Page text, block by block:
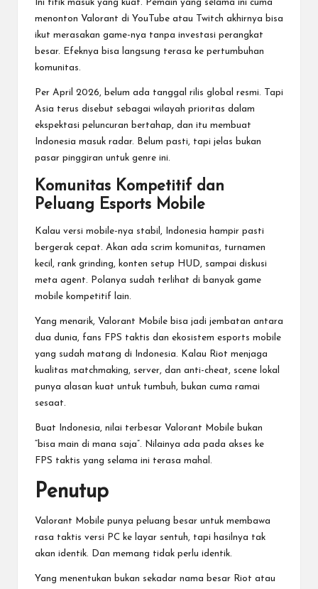
Ini titik masuk yang kuat. Pemain yang selama ini cuma
menonton Valorant di YouTube atau Twitch akhirnya bisa
ikut merasakan game-nya tanpa investasi perangkat
besar. Efeknya bisa langsung terasa ke pertumbuhan
komunitas.
Per April 2026, belum ada tanggal rilis global resmi. Tapi
Asia terus disebut sebagai wilayah prioritas dalam
ekspektasi peluncuran bertahap, dan itu membuat
Indonesia masuk radar. Belum pasti, tapi jelas bukan
pasar pinggiran untuk genre ini.
Komunitas Kompetitif dan
Peluang Esports Mobile
Kalau versi mobile-nya stabil, Indonesia hampir pasti
bergerak cepat. Akan ada scrim komunitas, turnamen
kecil, rank grinding, konten setup HUD, sampai diskusi
meta agent. Polanya sudah terlihat di banyak game
mobile kompetitif lain.
Yang menarik, Valorant Mobile bisa jadi jembatan antara
dua dunia, fans FPS taktis dan ekosistem esports mobile
yang sudah matang di Indonesia. Kalau Riot menjaga
kualitas matchmaking, server, dan anti-cheat, scene lokal
punya alasan kuat untuk tumbuh, bukan cuma ramai
sesaat.
Buat Indonesia, nilai terbesar Valorant Mobile bukan
“bisa main di mana saja”. Nilainya ada pada akses ke
FPS taktis yang selama ini terasa mahal.
Penutup
Valorant Mobile punya peluang besar untuk membawa
rasa taktis versi PC ke layar sentuh, tapi hasilnya tak
akan identik. Dan memang tidak perlu identik.
Yang menentukan bukan sekadar nama besar Riot atau